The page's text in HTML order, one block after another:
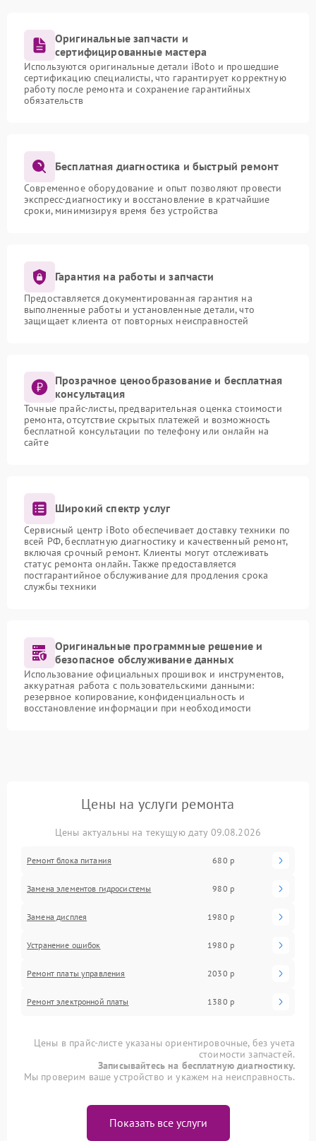
Оригинальные запчасти и
сертифицированные мастера
Используются оригинальные детали iBoto и прошедшие
сертификацию специалисты, что гарантирует корректную
работу после ремонта и сохранение гарантийных
обязательств
Бесплатная диагностика и быстрый ремонт
Современное оборудование и опыт позволяют провести
экспресс-диагностику и восстановление в кратчайшие
сроки, минимизируя время без устройства
Гарантия на работы и запчасти
Предоставляется документированная гарантия на
выполненные работы и установленные детали, что
защищает клиента от повторных неисправностей
Прозрачное ценообразование и бесплатная
консультация
Точные прайс-листы, предварительная оценка стоимости
ремонта, отсутствие скрытых платежей и возможность
бесплатной консультации по телефону или онлайн на
сайте
Широкий спектр услуг
Сервисный центр iBoto обеспечивает доставку техники по
всей РФ, бесплатную диагностику и качественный ремонт,
включая срочный ремонт. Клиенты могут отслеживать
статус ремонта онлайн. Также предоставляется
постгарантийное обслуживание для продления срока
службы техники
Оригинальные программные решение и
безопасное обслуживание данных
Использование официальных прошивок и инструментов,
аккуратная работа с пользовательскими данными:
резервное копирование, конфиденциальность и
восстановление информации при необходимости
Цены на услуги ремонта
Цены актуальны на текущую дату 09.08.2026
Ремонт блока питания 680 р
Замена элементов гидросистемы 980 р
Замена дисплея 1980 р
Устранение ошибок 1980 р
Ремонт платы управления 2030 р
Ремонт электронной платы 1380 р
Цены в прайс-листе указаны ориентировочные, без учета
стоимости запчастей.
Записывайтесь на бесплатную диагностику.
Мы проверим ваше устройство и укажем на неисправность.
Показать все услуги